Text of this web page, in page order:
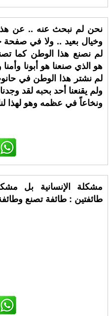
نحن لم نبحث عنه .. عن
وخيال بعيد .. ولا في
لم نصنع هذا الوطن كما
هو الذي صنعنا هو أبونا
لم نشتر هذا الوطن في
ولم يقنعنا أحد بحبه لقد
ونخاعاً في عظمه وهو لهذا
مشكلة الإنسانية بل
طائفتين : طائفة تصنع